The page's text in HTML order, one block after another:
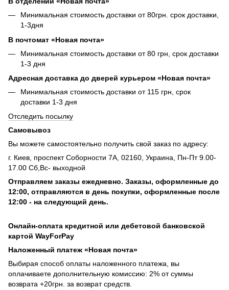
Минимальная стоимость доставки от 80грн. срок доставки,
1-3дня
В почтомат «Новая почта»
Минимальная стоимость доставки от 80 грн, срок доставки
1-3 дня
Адресная доставка до дверей курьером «Новая почта»
Минимальная стоимость доставки от 115 грн, срок
доставки 1-3 дня
Отследить посылку
Самовывоз
Вы можете самостоятельно получить свой заказ по адресу:
г. Киев, проспект Соборности 7А, 02160, Украина, Пн-Пт 9.00-
17.00 Сб,Вс- выходной
Отправляем заказы ежедневно. Заказы, оформленные до
12:00, отправляются в день покупки, оформленные после
12:00 - на следующий день.
Онлайн-оплата кредитной или дебетовой банковской
картой WayForPay
Наложенный платеж «Новая почта»
Выбирая способ оплаты наложенного платежа, вы
оплачиваете дополнительную комиссию: 2% от суммы
возврата +20грн. за возврат средств.